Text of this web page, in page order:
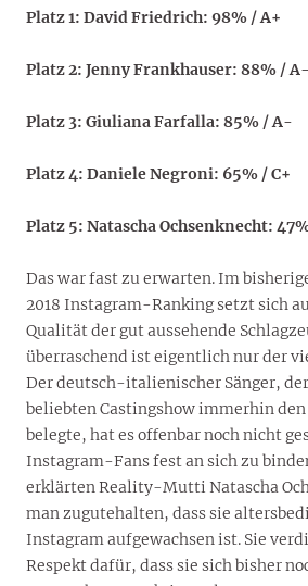
Platz 1: David Friedrich: 98% / A+
Platz 2: Jenny Frankhauser: 88% / A-
Platz 3: Giuliana Farfalla: 85% / A-
Platz 4: Daniele Negroni: 65% / C+
Platz 5: Natascha Ochsenknecht:
Das war fast zu erwarten. Im
2018 Instagram-Ranking setzt sich
Qualität der gut aussehende
überraschend ist eigentlich nur der
Der deutsch-italienischer Sänger,
beliebten Castingshow immerhin
belegte, hat es offenbar noch nicht
Instagram-Fans fest an sich zu
erklärten Reality-Mutti Natascha
man zugutehalten, dass sie
Instagram aufgewachsen ist. Sie
Respekt dafür, dass sie sich bisher